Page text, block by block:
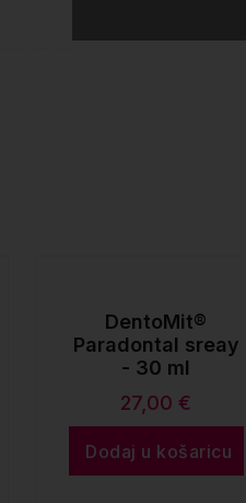
DentoMit®
Paradontal sreay
- 30 ml
27,00 €
Dodaj u košaricu